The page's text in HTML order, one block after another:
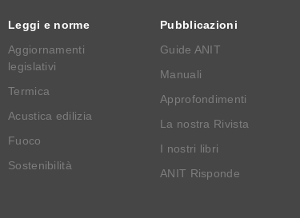
Leggi e norme
Aggiornamenti
legislativi
Termica
Acustica edilizia
Fuoco
Sostenibilità
Pubblicazioni
Guide ANIT
Manuali
Approfondimenti
La nostra Rivista
I nostri libri
ANIT Risponde